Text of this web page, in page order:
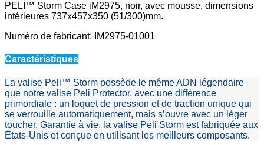
PELI™ Storm Case iM2975, noir, avec mousse, dimensions
intérieures 737x457x350 (51/300)mm.
Numéro de fabricant: IM2975-01001
Caractéristiques
La valise Peli™ Storm possède le même ADN légendaire
que notre valise Peli Protector, avec une différence
primordiale : un loquet de pression et de traction unique qui
se verrouille automatiquement, mais s’ouvre avec un léger
toucher. Garantie à vie, la valise Peli Storm est fabriquée aux
États-Unis et conçue en utilisant les meilleurs composants.